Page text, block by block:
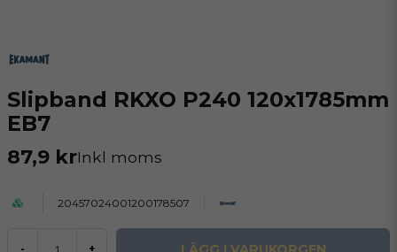
Slipband RKXO P240 120x1785mm
EB7
87,9 krInkl moms
20457024001200178507
- +